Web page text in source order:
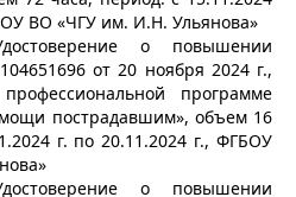
ВО «ЧГУ им. И.Н. Ульянова»
о повышении
от 20 ноября 2024 г.,
программе
пострадавшим», объем 16
г. по 20.11.2024 г., ФГБОУ
о повышении